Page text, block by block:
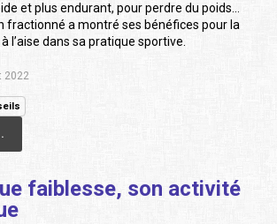
et plus endurant, pour perdre du poids…
fractionné a montré ses bénéfices pour la
l’aise dans sa pratique sportive.
2022
faiblesse, son activité